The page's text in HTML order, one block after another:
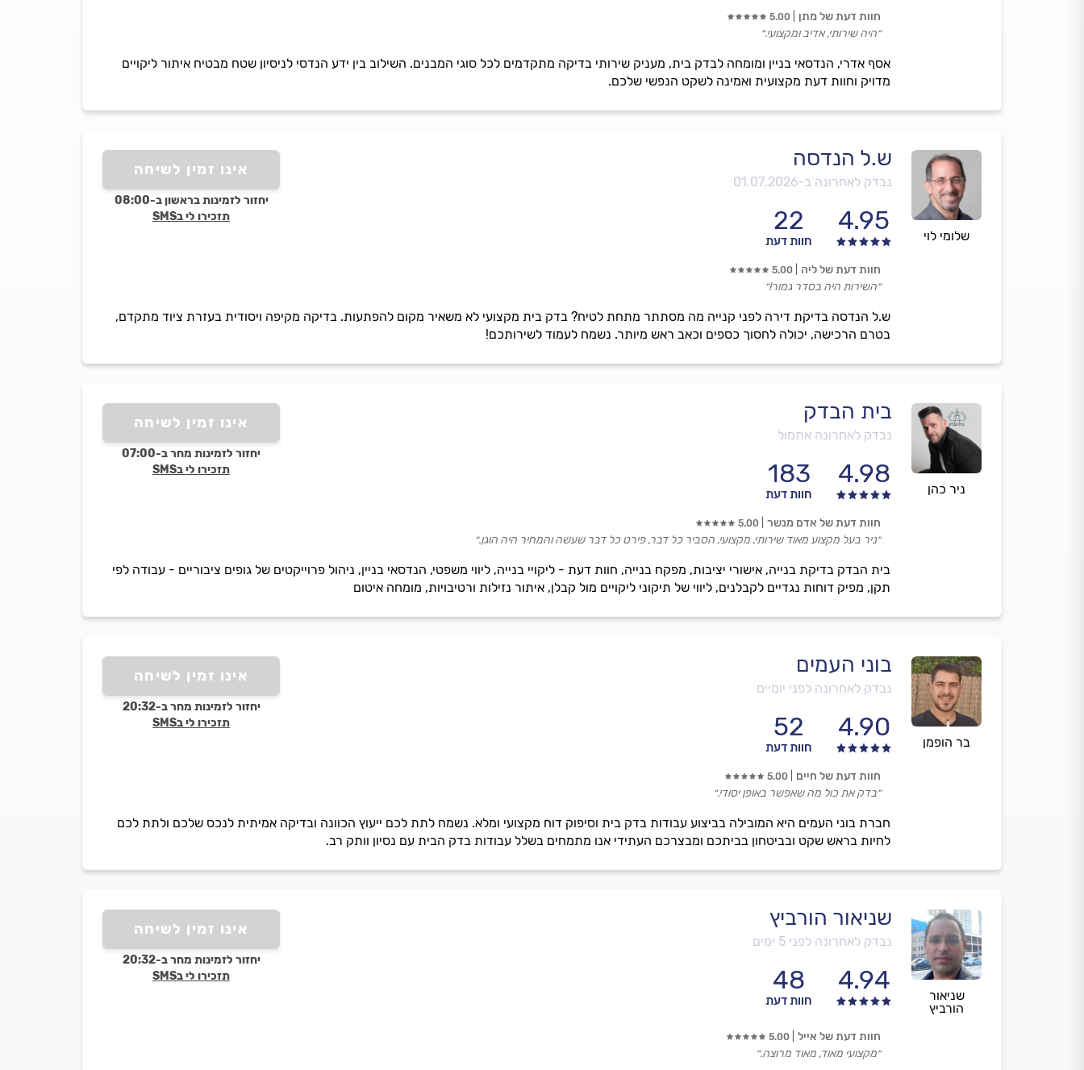
אסף אדרי, הנדסאי בניין ומומחה לבדק בית, מעניק שירותי בדיקה מתקדמים לכל סוגי המבנים. השילוב בין ידע הנדסי לניסיון שטח מבטיח איתור ליקויים
מדויק וחוות דעת מקצועית ואמינה לשקט הנפשי שלכם.
חוות דעת של מתן 5.00
״היה שירותי, אדיב ומקצועי.״
שלומי לוי
ש.ל הנדסה
נבדק לאחרונה ב-01.07.2026
4.95
22
חוות דעת
אינו זמין לשיחה
יחזור לזמינות בראשון ב-08:00
תזכירו לי בSMS
ש.ל הנדסה בדיקת דירה לפני קנייה מה מסתתר מתחת לטיח? בדק בית מקצועי לא משאיר מקום להפתעות. בדיקה מקיפה ויסודית בעזרת ציוד מתקדם,
בטרם הרכישה, יכולה לחסוך כספים וכאב ראש מיותר. נשמח לעמוד לשירותכם!
חוות דעת של ליה 5.00
״השירות היה בסדר גמור!״
ניר כהן
בית הבדק
נבדק לאחרונה אתמול
4.98
183
חוות דעת
אינו זמין לשיחה
יחזור לזמינות מחר ב-07:00
תזכירו לי בSMS
בית הבדק בדיקת בנייה, אישורי יציבות, מפקח בנייה, חוות דעת - ליקויי בנייה, ליווי משפטי, הנדסאי בניין, ניהול פרוייקטים של גופים ציבוריים - עבודה לפי
תקן, מפיק דוחות נגדיים לקבלנים, ליווי של תיקוני ליקויים מול קבלן, איתור נזילות ורטיבויות, מומחה איטום
חוות דעת של אדם מנשר 5.00
״ניר בעל מקצוע מאוד שירותי, מקצועי, הסביר כל דבר, פירט כל דבר שעשה והמחיר היה הוגן.״
בר הופמן
בוני העמים
נבדק לאחרונה לפני יומיים
4.90
52
חוות דעת
אינו זמין לשיחה
יחזור לזמינות מחר ב-20:32
תזכירו לי בSMS
חברת בוני העמים היא המובילה בביצוע עבודות בדק בית וסיפוק דוח מקצועי ומלא. נשמח לתת לכם ייעוץ הכוונה ובדיקה אמיתית לנכס שלכם ולתת לכם
לחיות בראש שקט ובביטחון בביתכם ומבצרכם העתידי אנו מתמחים בשלל עבודות בדק הבית עם נסיון וותק רב.
חוות דעת של חיים 5.00
״בדק את כול מה שאפשר באופן יסודי.״
שניאור
הורביץ
שניאור הורביץ
נבדק לאחרונה לפני 5 ימים
4.94
48
חוות דעת
אינו זמין לשיחה
יחזור לזמינות מחר ב-20:32
תזכירו לי בSMS
חוות דעת של אייל 5.00
״מקצועי מאוד, מאוד מרוצה.״